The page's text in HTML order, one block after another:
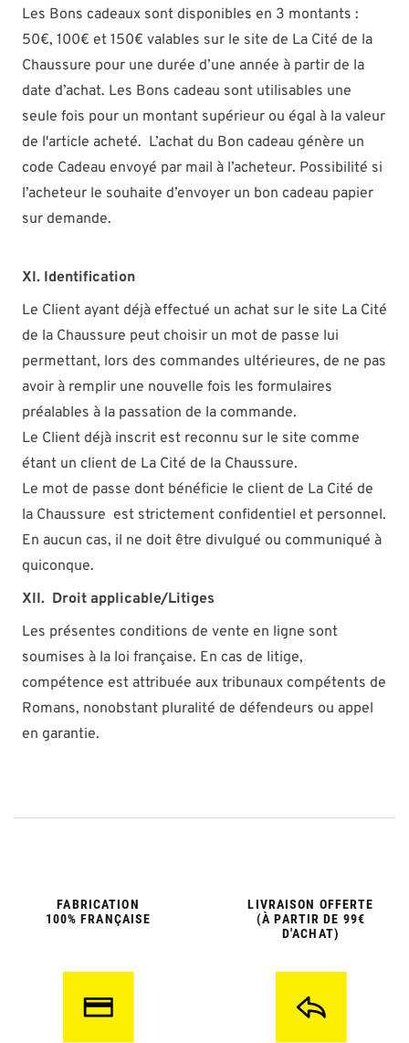
Les Bons cadeaux sont disponibles en 3 montants :
50€, 100€ et 150€ valables sur le site de La Cité de la
Chaussure pour une durée d’une année à partir de la
date d’achat. Les Bons cadeau sont utilisables une
seule fois pour un montant supérieur ou égal à la valeur
de l'article acheté. L’achat du Bon cadeau génère un
code Cadeau envoyé par mail à l’acheteur. Possibilité si
l’acheteur le souhaite d’envoyer un bon cadeau papier
sur demande.
XI. Identification
Le Client ayant déjà effectué un achat sur le site La Cité
de la Chaussure peut choisir un mot de passe lui
permettant, lors des commandes ultérieures, de ne pas
avoir à remplir une nouvelle fois les formulaires
préalables à la passation de la commande.
Le Client déjà inscrit est reconnu sur le site comme
étant un client de La Cité de la Chaussure.
Le mot de passe dont bénéficie le client de La Cité de
la Chaussure est strictement confidentiel et personnel.
En aucun cas, il ne doit être divulgué ou communiqué à
quiconque.
XII. Droit applicable/Litiges
Les présentes conditions de vente en ligne sont
soumises à la loi française. En cas de litige,
compétence est attribuée aux tribunaux compétents de
Romans, nonobstant pluralité de défendeurs ou appel
en garantie.
FABRICATION
100% FRANÇAISE
LIVRAISON OFFERTE
(À PARTIR DE 99€
D'ACHAT)